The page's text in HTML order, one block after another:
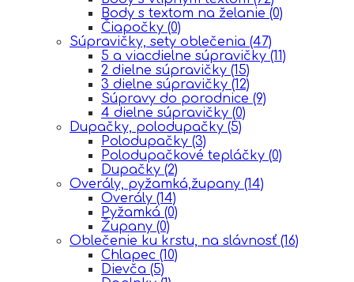
Body s textom na želanie (0)
Čiapočky (0)
Súpravičky, sety oblečenia (47)
5 a viacdielne súpravičky (11)
2 dielne súpravičky (15)
3 dielne súpravičky (12)
Súpravy do porodnice (9)
4 dielne súpravičky (0)
Dupačky, polodupačky (5)
Polodupačky (3)
Polodupačkové tepláčky (0)
Dupačky (2)
Overály, pyžamká,župany (14)
Overály (14)
Pyžamká (0)
Župany (0)
Oblečenie ku krstu, na slávnosť (16)
Chlapec (10)
Dievča (5)